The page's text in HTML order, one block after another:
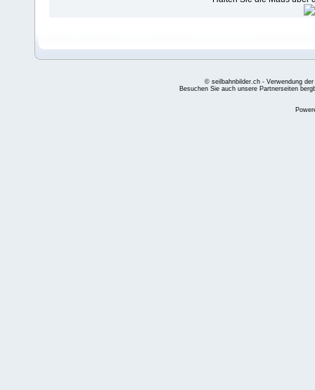
© seilbahnbilder.ch - Verwendung
Besuchen Sie auch unsere Partnerseiten